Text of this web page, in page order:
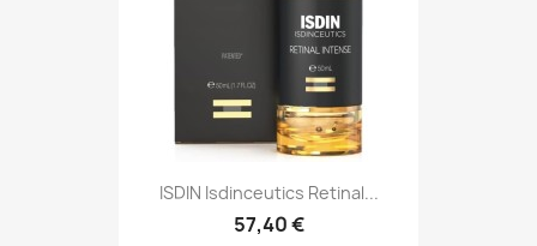
ISDIN Isdinceutics Retinal...
57,40 €